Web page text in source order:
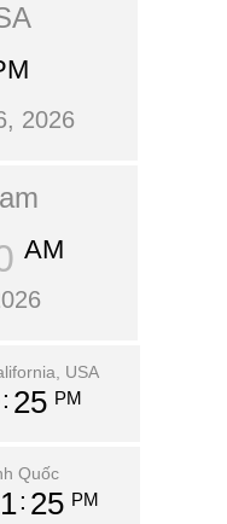
2026
AM
USA
25 PM
Quốc
25 PM